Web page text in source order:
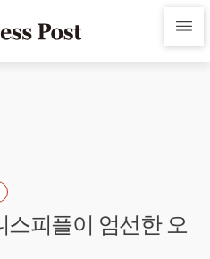
스피플이 엄선한 오